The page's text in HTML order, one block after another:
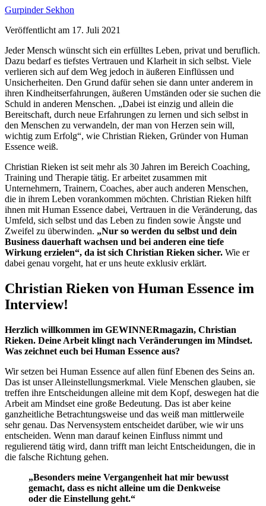
Gurpinder Sekhon
Veröffentlicht am 17. Juli 2021
Jeder Mensch wünscht sich ein erfülltes Leben, privat und beruflich.
Dazu bedarf es tiefstes Vertrauen und Klarheit in sich selbst. Viele
verlieren sich auf dem Weg jedoch in äußeren Einflüssen und
Unsicherheiten. Den Grund dafür sehen sie dann unter anderem in
ihren Kindheitserfahrungen, äußeren Umständen oder sie suchen die
Schuld in anderen Menschen. „Dabei ist einzig und allein die
Bereitschaft, durch neue Erfahrungen zu lernen und sich selbst in
den Menschen zu verwandeln, der man von Herzen sein will,
wichtig zum Erfolg“, wie Christian Rieken, Gründer von Human
Essence weiß.
Christian Rieken ist seit mehr als 30 Jahren im Bereich Coaching,
Training und Therapie tätig. Er arbeitet zusammen mit
Unternehmern, Trainern, Coaches, aber auch anderen Menschen,
die in ihrem Leben vorankommen möchten. Christian Rieken hilft
ihnen mit Human Essence dabei, Vertrauen in die Veränderung, das
Umfeld, sich selbst und das Leben zu finden sowie Ängste und
Zweifel zu überwinden. „Nur so werden du selbst und dein
Business dauerhaft wachsen und bei anderen eine tiefe
Wirkung erzielen“, da ist sich Christian Rieken sicher. Wie er
dabei genau vorgeht, hat er uns heute exklusiv erklärt.
Christian Rieken von Human Essence im
Interview!
Herzlich willkommen im GEWINNERmagazin, Christian
Rieken. Deine Arbeit klingt nach Veränderungen im Mindset.
Was zeichnet euch bei Human Essence aus?
Wir setzen bei Human Essence auf allen fünf Ebenen des Seins an.
Das ist unser Alleinstellungsmerkmal. Viele Menschen glauben, sie
treffen ihre Entscheidungen alleine mit dem Kopf, deswegen hat die
Arbeit am Mindset eine große Bedeutung. Das ist aber keine
ganzheitliche Betrachtungsweise und das weiß man mittlerweile
sehr genau. Das Nervensystem entscheidet darüber, wie wir uns
entscheiden. Wenn man darauf keinen Einfluss nimmt und
regulierend tätig wird, dann trifft man leicht Entscheidungen, die in
die falsche Richtung gehen.
„Besonders meine Vergangenheit hat mir bewusst
gemacht, dass es nicht alleine um die Denkweise
oder die Einstellung geht.“